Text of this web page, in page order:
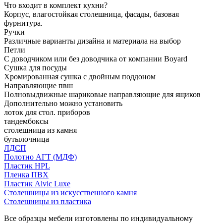
Что входит в комплект кухни?
Корпус, влагостойкая столешница, фасады, базовая
фурнитура.
Ручки
Различные варианты дизайна и материала на выбор
Петли
С доводчиком или без доводчика от компании Boyard
Сушка для посуды
Хромированная сушка с двойным поддоном
Направляющие пвш
Полновыдвижные шариковые направляющие для ящиков
Дополнительно можно установить
лоток для стол. приборов
тандембоксы
столешница из камня
бутылочница
ЛДСП
Полотно АГТ (МДФ)
Пластик HPL
Пленка ПВХ
Пластик Alvic Luxe
Столешницы из искусственного камня
Столешницы из пластика
Все образцы мебели изготовлены по индивидуальному